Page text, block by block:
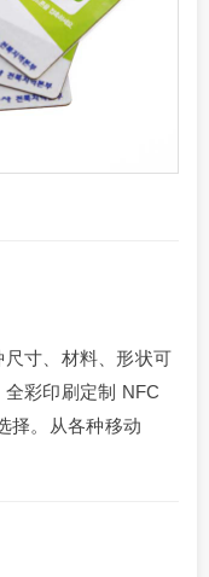
寸、材料、形状可
彩印刷定制 NFC
择。从各种移动